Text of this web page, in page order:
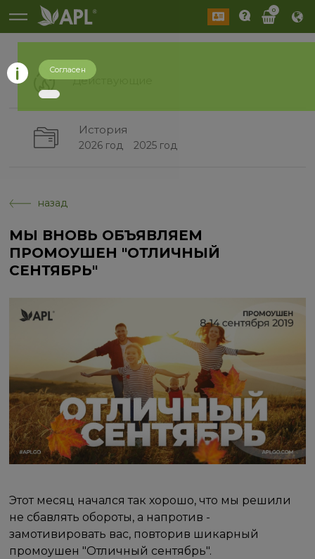
0
Действующие
История
2026 год 2025 год
назад
МЫ​ ВНОВЬ​ ОБЪЯВЛЯЕМ​
ПРОМОУШЕН​ "ОТЛИЧНЫЙ
СЕНТЯБРЬ"
Этот месяц начался так хорошо, что мы решили
не сбавлять обороты, а напротив -
замотивировать вас, повторив шикарный
промоушен "Отличный сентябрь".
Согласен